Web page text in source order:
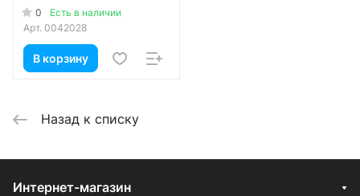
0
Есть в наличии
Арт. 0042028
В корзину
Назад к списку
Интернет-магазин